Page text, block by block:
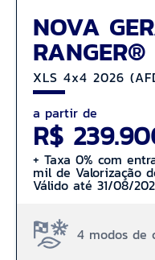
NOVA
RANGER®
XLS 4x4 2026
a partir de
R$
+ Taxa 0% com
mil de Valorização
Válido até 31/08/
4 modos de